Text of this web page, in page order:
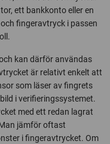
ett bankkonto eller en
fingeravtryck i passen
kan därför användas
är relativt enkelt att
som läser av fingrets
i verifieringssystemet.
med ett redan lagrat
jämför oftast
i fingeravtrycket. Om